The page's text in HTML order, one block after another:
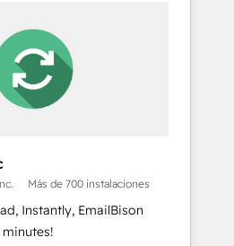
Más de 700 instalaciones
Instantly, EmailBison